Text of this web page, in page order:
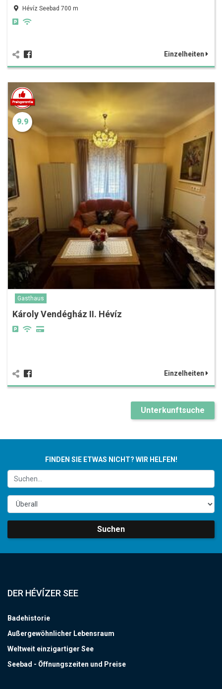
Hévíz Seebad 700 m
Einzelheiten
9.9
Gasthaus
Károly Vendégház II. Hévíz
Einzelheiten
Unterkunftsuche
FINDEN SIE ETWAS NICHT? WIR HELFEN!
Suchen
DER HÉVÍZER SEE
Badehistorie
Außergewöhnlicher Lebensraum
Weltweit einzigartiger See
Seebad - Öffnungszeiten und Preise